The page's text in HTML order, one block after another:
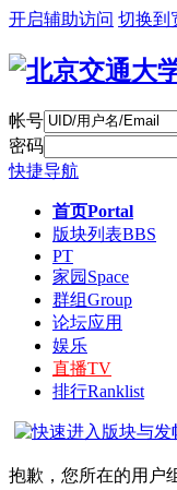
开启辅助访问 切换到
帐号
密码
快捷导航
首页Portal
版块列表BBS
PT
家园 Space
群组Group
论坛应用
娱乐
直播TV
排行Ranklist
抱歉，您所在的用户